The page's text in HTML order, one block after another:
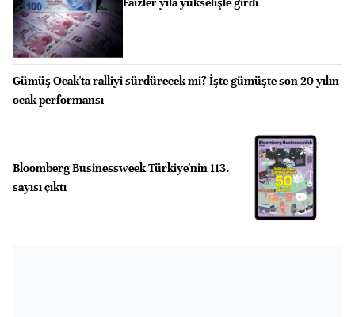
Gümüş Ocak'ta ralliyi sürdürecek mi? İşte gümüşte son 20 yılın
ocak performansı
Bloomberg Businessweek Türkiye'nin 113.
sayısı çıktı